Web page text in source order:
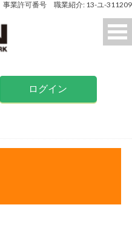
事業許可番号 職業紹介: 13-ユ-311209
ログイン